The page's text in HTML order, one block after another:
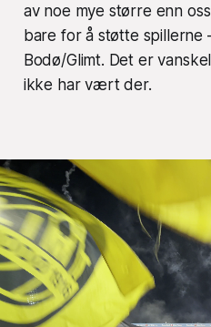
av noe mye større enn
bare for å støtte spillerne
Bodø/Glimt. Det er
ikke har vært der.